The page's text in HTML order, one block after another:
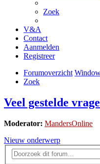
Zoek
V&A
Contact
Aanmelden
Registreer
Forumoverzicht
Zoek
Veel gestelde
Moderator: MandersOnline
Nieuw onderwerp